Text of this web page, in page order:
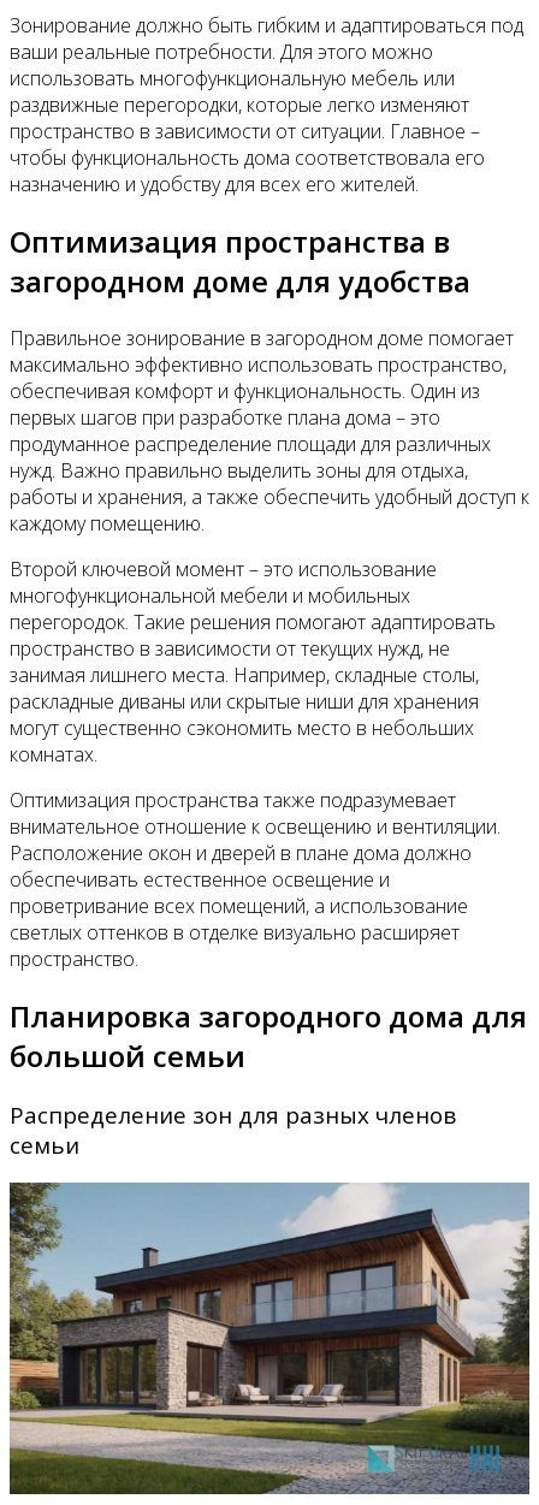
Зонирование должно быть гибким и адаптироваться под
ваши реальные потребности. Для этого можно
использовать многофункциональную мебель или
раздвижные перегородки, которые легко изменяют
пространство в зависимости от ситуации. Главное –
чтобы функциональность дома соответствовала его
назначению и удобству для всех его жителей.
Оптимизация пространства в
загородном доме для удобства
Правильное зонирование в загородном доме помогает
максимально эффективно использовать пространство,
обеспечивая комфорт и функциональность. Один из
первых шагов при разработке плана дома – это
продуманное распределение площади для различных
нужд. Важно правильно выделить зоны для отдыха,
работы и хранения, а также обеспечить удобный доступ к
каждому помещению.
Второй ключевой момент – это использование
многофункциональной мебели и мобильных
перегородок. Такие решения помогают адаптировать
пространство в зависимости от текущих нужд, не
занимая лишнего места. Например, складные столы,
раскладные диваны или скрытые ниши для хранения
могут существенно сэкономить место в небольших
комнатах.
Оптимизация пространства также подразумевает
внимательное отношение к освещению и вентиляции.
Расположение окон и дверей в плане дома должно
обеспечивать естественное освещение и
проветривание всех помещений, а использование
светлых оттенков в отделке визуально расширяет
пространство.
Планировка загородного дома для
большой семьи
Распределение зон для разных членов
семьи